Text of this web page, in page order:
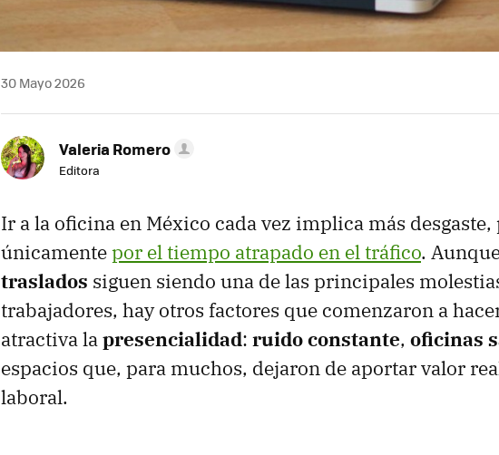
30 Mayo 2026
Valeria Romero
Editora
Ir a la oficina en México cada vez implica más desgaste,
únicamentepor el tiempo atrapado en el tráfico.
traslados siguen siendo una de las principales
trabajadores, hay otros factores que comenzaron a
atractiva lapresencialidad: ruido constante, oficinas
espacios que, para muchos, dejaron de aportar valor
laboral.